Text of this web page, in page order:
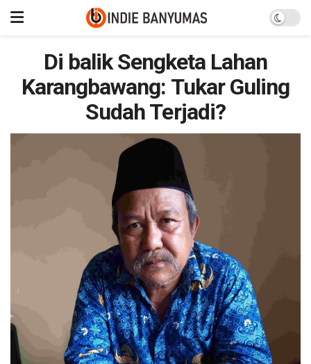
Di balik Sengketa Lahan
Karangbawang: Tukar Guling
Sudah Terjadi?